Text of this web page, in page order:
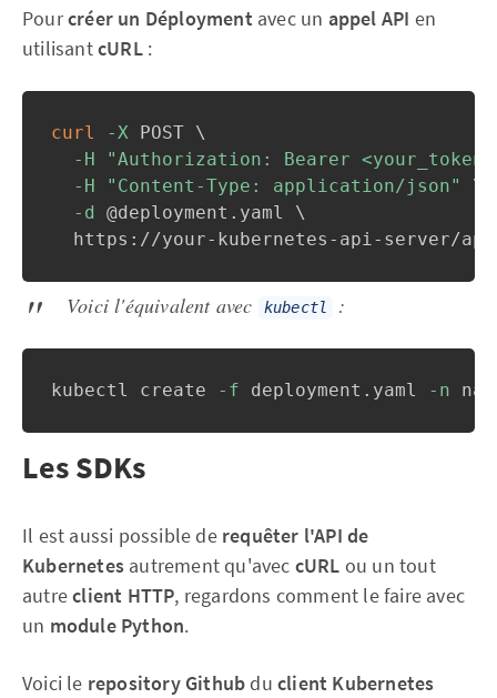
Pourcréer un Déployment avec un appel API en
utilisantcURL:
curl -X POST \
-H
"Authorization: Bearer
-H
"Content-Type: application/json"
\
-d
@deployment.yaml \
https://your-kubernetes-api-server/
Voici l'équivalent avec kubectl :
kubectl create -f deployment.yaml -n
Les SDKs
Il est aussi possible de requêter l'API de
Kubernetes autrement qu'avec cURL ou un tout
autreclient HTTP, regardons comment le faire avec
un module Python.
Voici le repository Githubduclient Kubernetes